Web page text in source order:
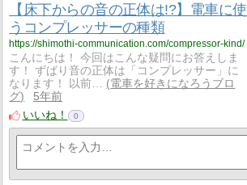
【床下からの音の正体は!?】電車に使
うコンプレッサーの種類
https://shimothi-communication.com/compressor-kind/
こんにちは！ 今回はこんな疑問にお答えしま
す！ ずばり音の正体は「コンプレッサー」に
なります！ 以前…
電車を好きになろうブロ
グ
5年前
いいね！
0